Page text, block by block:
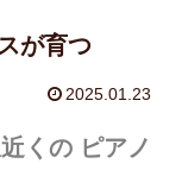
が育つ
2025.01.23
くの ピアノ